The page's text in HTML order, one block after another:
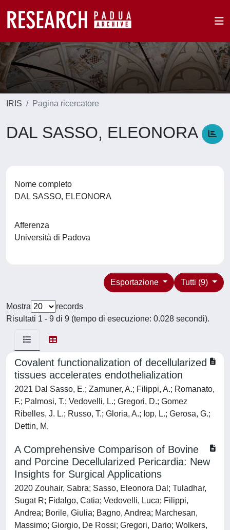
IRIS Pagina ricercatore
DAL SASSO, ELEONORA
Nome completo
DAL SASSO, ELEONORA
Afferenza
Università di Padova
Tutti (9)
Esportazione
Mostra
records
Risultati 1 - 9 di 9 (tempo di esecuzione: 0.028 secondi).
Covalent functionalization of decellularized
tissues accelerates endothelialization
2021 Dal Sasso, E.; Zamuner, A.; Filippi, A.; Romanato,
F.; Palmosi, T.; Vedovelli, L.; Gregori, D.; Gomez
Ribelles, J. L.; Russo, T.; Gloria, A.; Iop, L.; Gerosa, G.;
Dettin, M.
A Comprehensive Comparison of Bovine
and Porcine Decellularized Pericardia: New
Insights for Surgical Applications
2020 Zouhair, Sabra; Sasso, Eleonora Dal; Tuladhar,
Sugat R; Fidalgo, Catia; Vedovelli, Luca; Filippi,
Andrea; Borile, Giulia; Bagno, Andrea; Marchesan,
Massimo; Giorgio, De Rossi; Gregori, Dario; Wolkers,